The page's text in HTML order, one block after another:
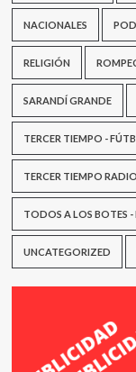
NACIONALES
RELIGIÓN
SARANDÍ GRANDE
TERCER TIEMPO -
TERCER TIEMPO
TODOS A LOS BOTES -
UNCATEGORIZED